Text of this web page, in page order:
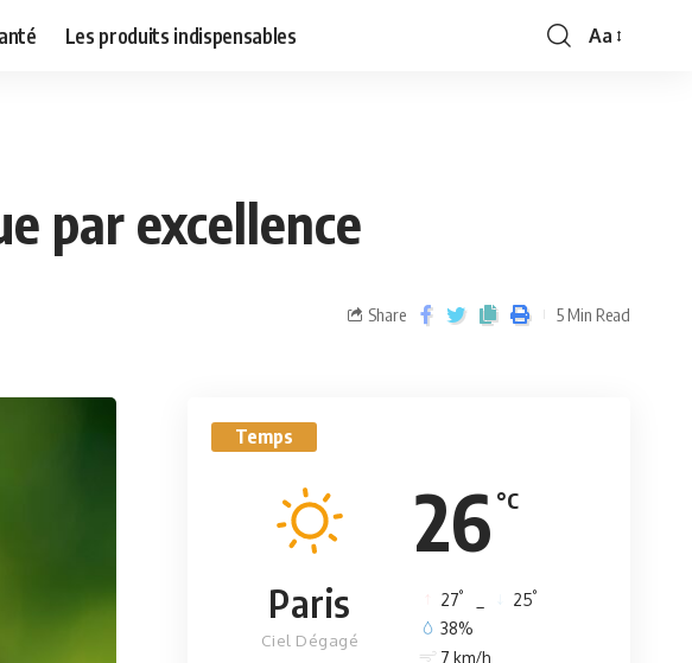
Les produits indispensables Aa
par excellence
Share 5 Min Read
Temps
26 °C
Paris
Ciel Dégagé
27° 25°
38%
7 km/h